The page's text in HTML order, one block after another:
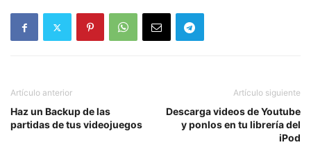
Artículo anterior
Haz un Backup de las
partidas de tus videojuegos
Artículo siguiente
Descarga videos de Youtube
y ponlos en tu librería del
iPod